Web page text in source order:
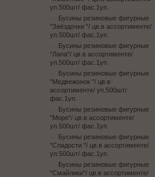
уп.500шт/ фас.1уп.
Бусины резиновые фигурные
"Звёздочки "/ цв.в ассортименте/
уп.500шт/ фас.1уп.
Бусины резиновые фигурные
"Лапа"/ цв.в ассортименте/
уп.500шт/ фас.1уп.
Бусины резиновые фигурные
"Медвежонок "/ цв.в
ассортименте/ уп.500шт/
фас.1уп.
Бусины резиновые фигурные
"Море"/ цв.в ассортименте/
уп.500шт/ фас.1уп.
Бусины резиновые фигурные
"Сладости "/ цв.в ассортименте/
уп.500шт/ фас.1уп.
Бусины резиновые фигурные
"Смайлики"/ цв.в ассортименте/